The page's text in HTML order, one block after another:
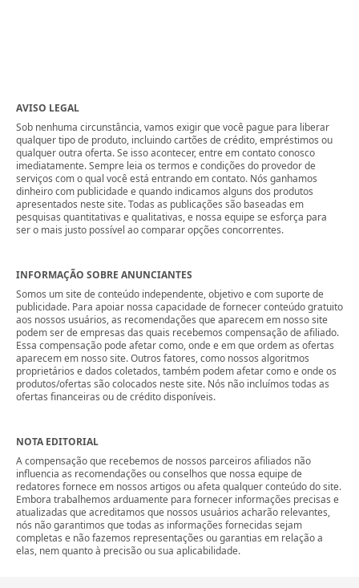
AVISO LEGAL
Sob nenhuma circunstância, vamos exigir que você pague para liberar
qualquer tipo de produto, incluindo cartões de crédito, empréstimos ou
qualquer outra oferta. Se isso acontecer, entre em contato conosco
imediatamente. Sempre leia os termos e condições do provedor de
serviços com o qual você está entrando em contato. Nós ganhamos
dinheiro com publicidade e quando indicamos alguns dos produtos
apresentados neste site. Todas as publicações são baseadas em
pesquisas quantitativas e qualitativas, e nossa equipe se esforça para
ser o mais justo possível ao comparar opções concorrentes.
INFORMAÇÃO SOBRE ANUNCIANTES
Somos um site de conteúdo independente, objetivo e com suporte de
publicidade. Para apoiar nossa capacidade de fornecer conteúdo gratuito
aos nossos usuários, as recomendações que aparecem em nosso site
podem ser de empresas das quais recebemos compensação de afiliado.
Essa compensação pode afetar como, onde e em que ordem as ofertas
aparecem em nosso site. Outros fatores, como nossos algoritmos
proprietários e dados coletados, também podem afetar como e onde os
produtos/ofertas são colocados neste site. Nós não incluímos todas as
ofertas financeiras ou de crédito disponíveis.
NOTA EDITORIAL
A compensação que recebemos de nossos parceiros afiliados não
influencia as recomendações ou conselhos que nossa equipe de
redatores fornece em nossos artigos ou afeta qualquer conteúdo do site.
Embora trabalhemos arduamente para fornecer informações precisas e
atualizadas que acreditamos que nossos usuários acharão relevantes,
nós não garantimos que todas as informações fornecidas sejam
completas e não fazemos representações ou garantias em relação a
elas, nem quanto à precisão ou sua aplicabilidade.